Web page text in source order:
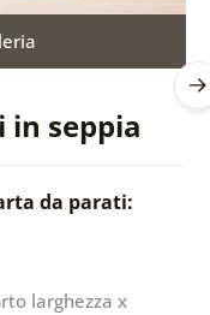
in seppia
da parati:
larghezza x